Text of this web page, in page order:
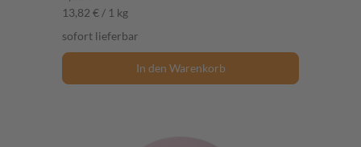
13,82 € / 1 kg
sofort lieferbar
In den Warenkorb